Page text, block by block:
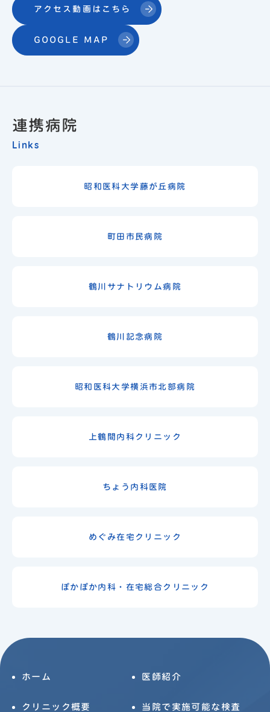
アクセス動画はこちら
GOOGLE MAP
連携病院
Links
昭和医科大学藤が丘病院
町田市民病院
鶴川サナトリウム病院
鶴川記念病院
昭和医科大学横浜市北部病院
上鶴間内科クリニック
ちょう内科医院
めぐみ在宅クリニック
ぽかぽか内科・在宅総合クリニック
ホーム 医師紹介
クリニック概要 当院で実施可能な検査